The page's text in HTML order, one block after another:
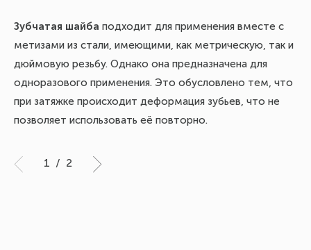
Зубчатая шайба подходит для применения вместе с
метизами из стали, имеющими, как метрическую, так и
дюймовую резьбу. Однако она предназначена для
одноразового применения. Это обусловлено тем, что
при затяжке происходит деформация зубьев, что не
позволяет использовать её повторно.
1 / 2